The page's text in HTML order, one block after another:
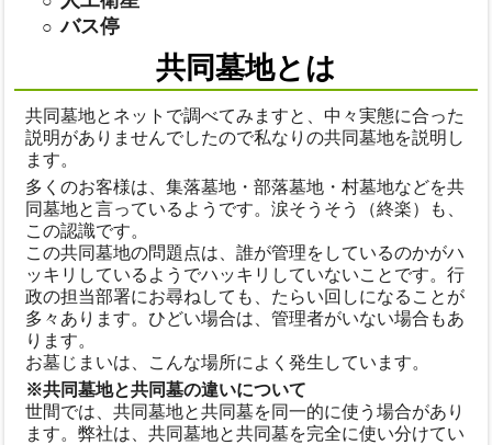
バス停
共同墓地とは
共同墓地とネットで調べてみますと、中々実態に合った
説明がありませんでしたので私なりの共同墓地を説明し
ます。
多くのお客様は、集落墓地・部落墓地・村墓地などを共
同墓地と言っているようです。涙そうそう（終楽）も、
この認識です。
この共同墓地の問題点は、誰が管理をしているのかがハ
ッキリしているようでハッキリしていないことです。行
政の担当部署にお尋ねしても、たらい回しになることが
多々あります。ひどい場合は、管理者がいない場合もあ
ります。
お墓じまいは、こんな場所によく発生しています。
※共同墓地と共同墓の違いについて
世間では、共同墓地と共同墓を同一的に使う場合があり
ます。弊社は、共同墓地と共同墓を完全に使い分けてい